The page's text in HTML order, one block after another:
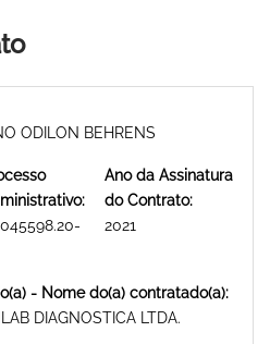
ODILON BEHRENS
Ano da Assinatura
do Contrato:
2021
- Nome do(a) contratado(a):
DIAGNOSTICA LTDA.